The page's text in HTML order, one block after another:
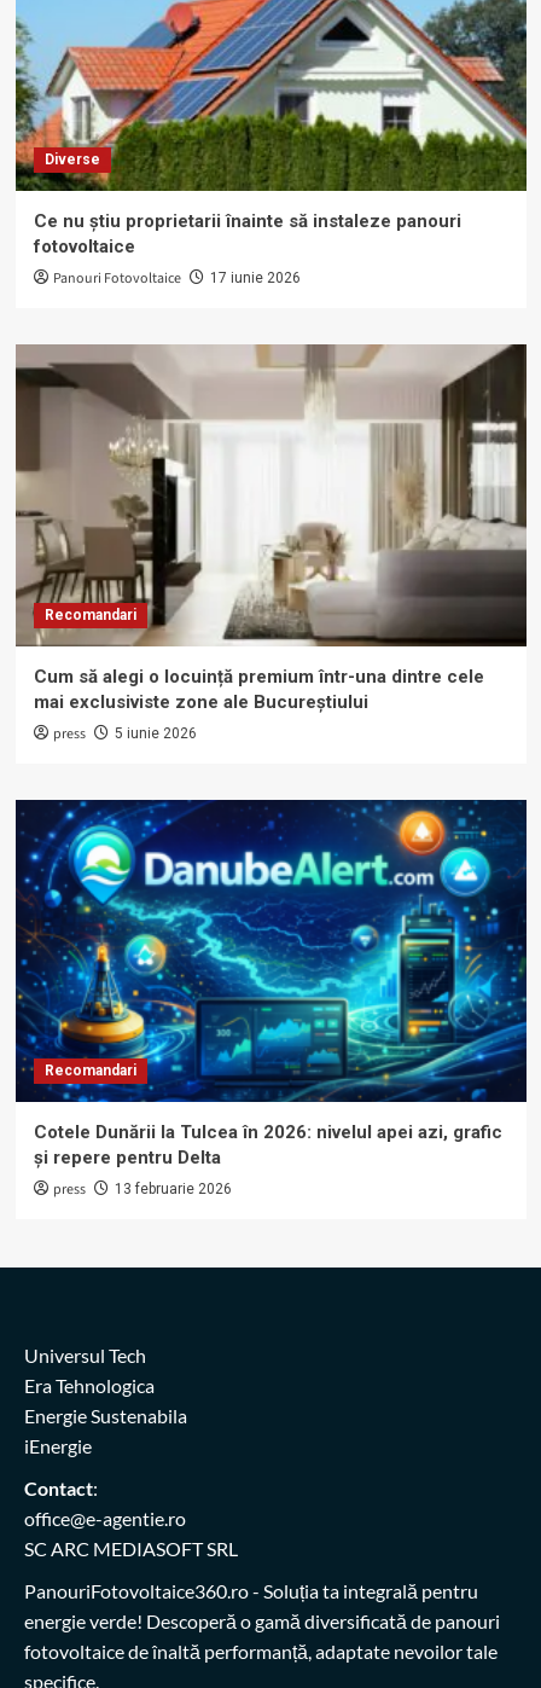
Diverse
Ce nu știu proprietarii înainte să instaleze panouri
fotovoltaice
Panouri Fotovoltaice 17 iunie 2026
Recomandari
Cum să alegi o locuință premium într-una dintre cele
mai exclusiviste zone ale Bucureștiului
press 5 iunie 2026
Recomandari
Cotele Dunării la Tulcea în 2026: nivelul apei azi, grafic
și repere pentru Delta
press 13 februarie 2026
Universul Tech
Era Tehnologica
Energie Sustenabila
iEnergie
Contact:
office@e-agentie.ro
SC ARC MEDIASOFT SRL
PanouriFotovoltaice360.ro- Soluția ta integrală pentru
energie verde! Descoperă o gamă diversificată de panouri
fotovoltaice de înaltă performanță, adaptate nevoilor tale
specifice.